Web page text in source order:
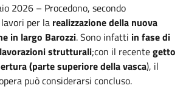
2026 – Procedono, secondo
per la realizzazione della nuova
in largo Barozzi. Sono infatti in fase di
strutturali;con il recentegetto
(parte superiore della vasca), il
può considerarsi concluso.